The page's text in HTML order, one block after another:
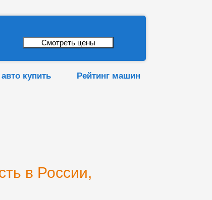
купить Рейтинг машин
в России,